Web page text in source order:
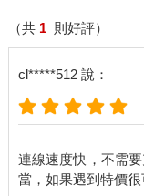
（共 1 則好評）
cl*****512 說：
連線速度快，不需